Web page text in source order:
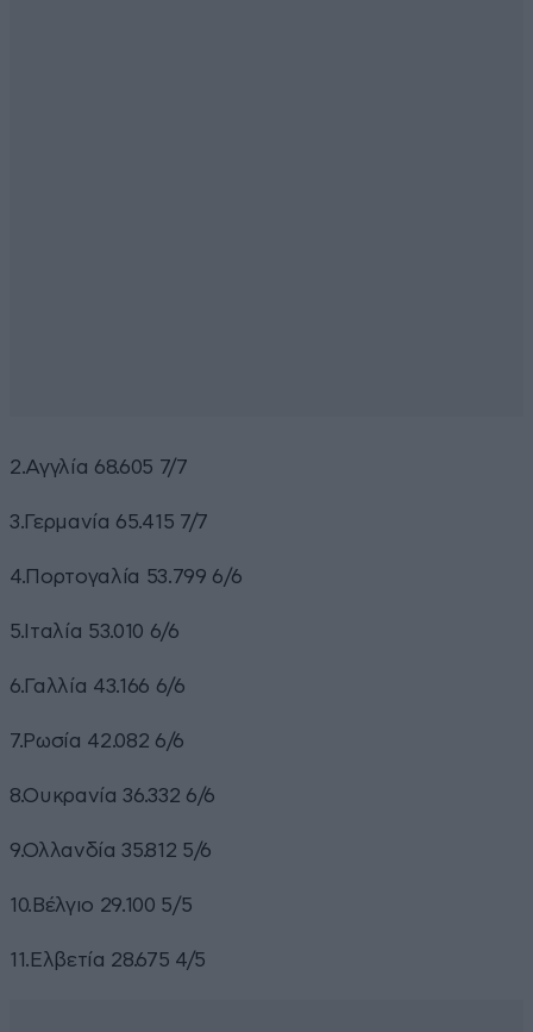
2.Αγγλία 68.605 7/7
3.Γερμανία 65.415 7/7
4.Πορτογαλία 53.799 6/6
5.Ιταλία 53.010 6/6
6.Γαλλία 43.166 6/6
7.Ρωσία 42.082 6/6
8.Ουκρανία 36.332 6/6
9.Ολλανδία 35.812 5/6
10.Βέλγιο 29.100 5/5
11.Ελβετία 28.675 4/5